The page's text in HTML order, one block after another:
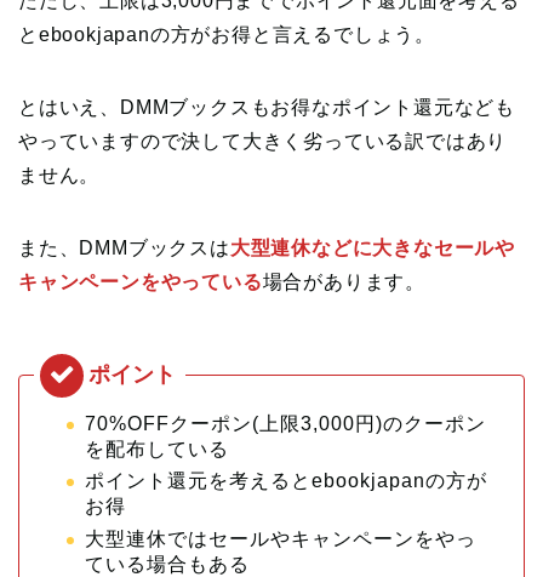
とebookjapanの方がお得と言えるでしょう。
とはいえ、DMMブックスもお得なポイント還元なども
やっていますので決して大きく劣っている訳ではあり
ません。
また、DMMブックスは大型連休などに大きなセールや
キャンペーンをやっている場合があります。
70%OFFクーポン(上限3,000円)のクーポン
を配布している
ポイント還元を考えるとebookjapanの方が
お得
大型連休ではセールやキャンペーンをやっ
ている場合もある